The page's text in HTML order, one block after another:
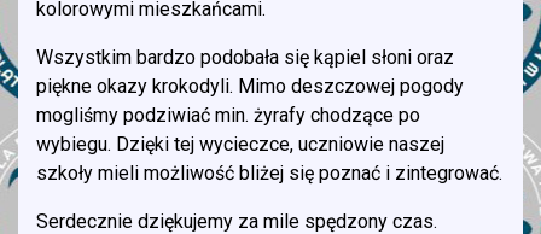
kolorowymi mieszkańcami.
Wszystkim bardzo podobała się kąpiel słoni oraz
piękne okazy krokodyli. Mimo deszczowej pogody
mogliśmy podziwiać min. żyrafy chodzące po
wybiegu. Dzięki tej wycieczce, uczniowie naszej
szkoły mieli możliwość bliżej się poznać i zintegrować.
Serdecznie dziękujemy za mile spędzony czas.